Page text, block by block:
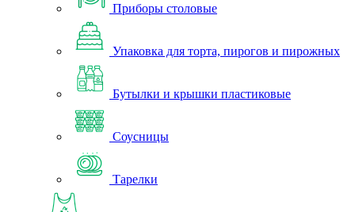
Приборы столовые
Упаковка для торта, пирогов и пирожных
Бутылки и крышки пластиковые
Соусницы
Тарелки